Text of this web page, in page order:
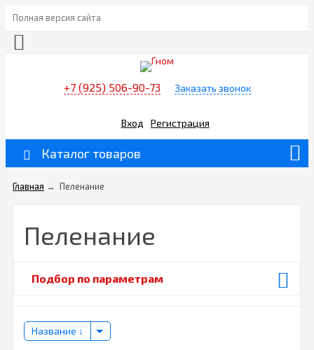
Полная версия сайта
+7 (925) 506-90-73 Заказать звонок
Вход Регистрация
Каталог товаров
Главная → Пеленание
Пеленание
Подбор по параметрам
Название